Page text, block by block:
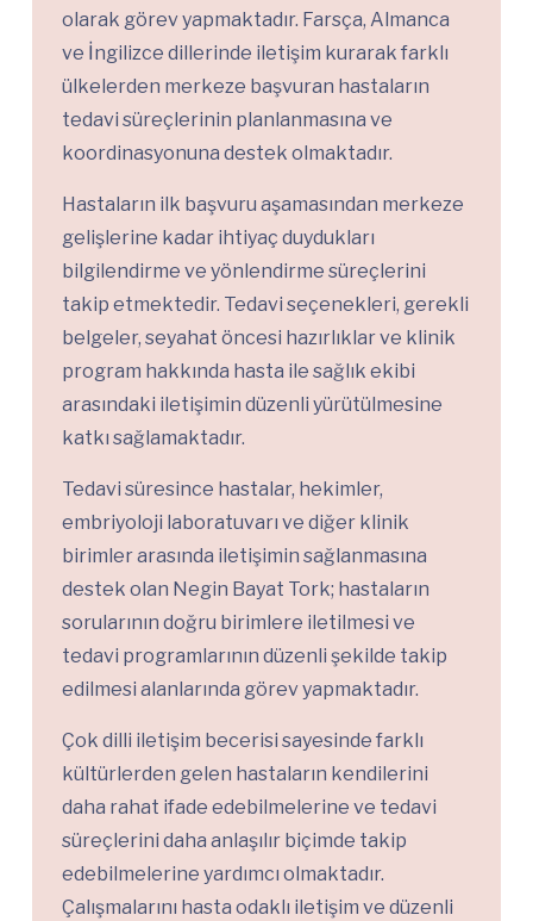
olarak görev yapmaktadır. Farsça, Almanca
ve İngilizce dillerinde iletişim kurarak farklı
ülkelerden merkeze başvuran hastaların
tedavi süreçlerinin planlanmasına ve
koordinasyonuna destek olmaktadır.
Hastaların ilk başvuru aşamasından merkeze
gelişlerine kadar ihtiyaç duydukları
bilgilendirme ve yönlendirme süreçlerini
takip etmektedir. Tedavi seçenekleri, gerekli
belgeler, seyahat öncesi hazırlıklar ve klinik
program hakkında hasta ile sağlık ekibi
arasındaki iletişimin düzenli yürütülmesine
katkı sağlamaktadır.
Tedavi süresince hastalar, hekimler,
embriyoloji laboratuvarı ve diğer klinik
birimler arasında iletişimin sağlanmasına
destek olan Negin Bayat Tork; hastaların
sorularının doğru birimlere iletilmesi ve
tedavi programlarının düzenli şekilde takip
edilmesi alanlarında görev yapmaktadır.
Çok dilli iletişim becerisi sayesinde farklı
kültürlerden gelen hastaların kendilerini
daha rahat ifade edebilmelerine ve tedavi
süreçlerini daha anlaşılır biçimde takip
edebilmelerine yardımcı olmaktadır.
Çalışmalarını hasta odaklı iletişim ve düzenli